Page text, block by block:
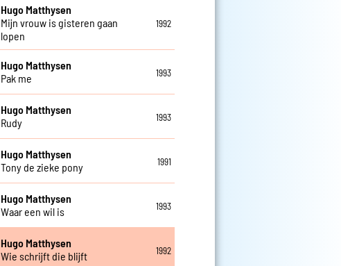
Hugo Matthysen
Mijn vrouw is gisteren gaan
lopen
1992
Hugo Matthysen
Pak me
1993
Hugo Matthysen
Rudy
1993
Hugo Matthysen
Tony de zieke pony
1991
Hugo Matthysen
Waar een wil is
1993
Hugo Matthysen
Wie schrijft die blijft
1992